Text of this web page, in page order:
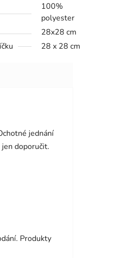
100%
polyester
28x28 cm
28 x 28 cm
jednání
doporučit.
Produkty